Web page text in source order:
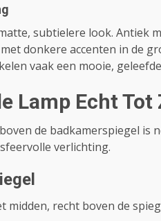
subtielere look. Antiek
donkere accenten in de
vaak een mooie,
Lamp Echt
de badkamerspiegel is
verlichting.
midden, recht boven de